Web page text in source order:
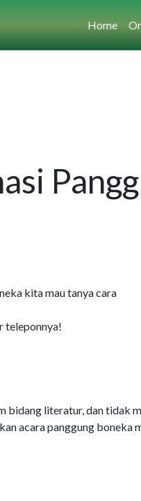
Home
kita mau tanya cara
teleponnya!
bidang literatur, dan tidak
acara panggung boneka